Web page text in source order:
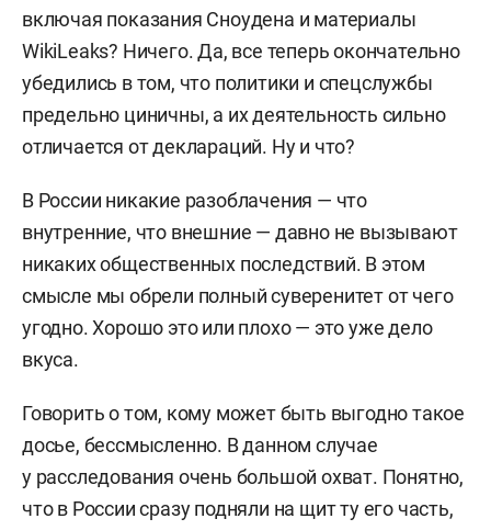
включая показания Сноудена и материалы
WikiLeaks? Ничего. Да, все теперь окончательно
убедились в том, что политики и спецслужбы
предельно циничны, а их деятельность сильно
отличается от деклараций. Ну и что?
В России никакие разоблачения — что
внутренние, что внешние — давно не вызывают
никаких общественных последствий. В этом
смысле мы обрели полный суверенитет от чего
угодно. Хорошо это или плохо — это уже дело
вкуса.
Говорить о том, кому может быть выгодно такое
досье, бессмысленно. В данном случае
у расследования очень большой охват. Понятно,
что в России сразу подняли на щит ту его часть,